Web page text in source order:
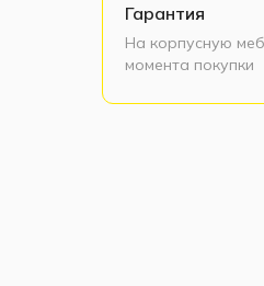
Гарантия
На корпусную
момента покупки